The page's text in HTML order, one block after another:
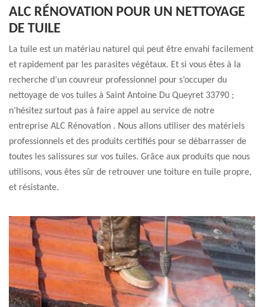
ALC RÉNOVATION POUR UN NETTOYAGE
DE TUILE
La tuile est un matériau naturel qui peut être envahi facilement
et rapidement par les parasites végétaux. Et si vous êtes à la
recherche d’un couvreur professionnel pour s’occuper du
nettoyage de vos tuiles à Saint Antoine Du Queyret 33790 ;
n’hésitez surtout pas à faire appel au service de notre
entreprise ALC Rénovation . Nous allons utiliser des matériels
professionnels et des produits certifiés pour se débarrasser de
toutes les salissures sur vos tuiles. Grâce aux produits que nous
utilisons, vous êtes sûr de retrouver une toiture en tuile propre,
et résistante.